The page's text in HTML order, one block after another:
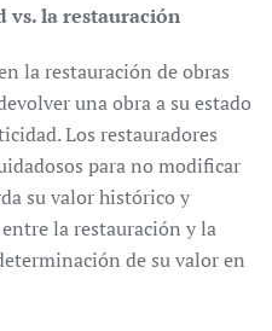
vs. la restauración
la restauración de obras
una obra a su estado
Los restauradores
para no modificar
su valor histórico y
la restauración y la
de su valor en